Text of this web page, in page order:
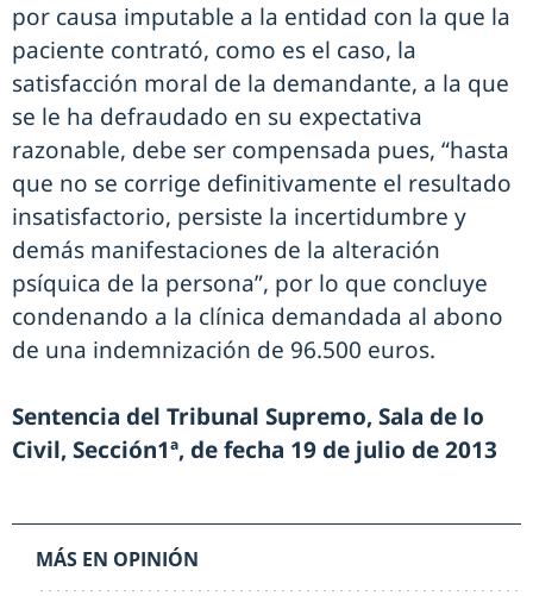
por causa imputable a la entidad con la que la
paciente contrató, como es el caso, la
satisfacción moral de la demandante, a la que
se le ha defraudado en su expectativa
razonable, debe ser compensada pues, “hasta
que no se corrige definitivamente el resultado
insatisfactorio, persiste la incertidumbre y
demás manifestaciones de la alteración
psíquica de la persona”, por lo que concluye
condenando a la clínica demandada al abono
de una indemnización de 96.500 euros.
Sentencia del Tribunal Supremo, Sala de lo
Civil, Sección1ª, de fecha 19 de julio de 2013
MÁS EN OPINIÓN